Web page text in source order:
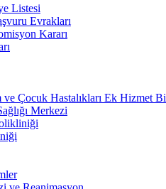
Listesi
Evrakları
Kararı
Çocuk Hastalıkları Ek Hizmet
Merkezi